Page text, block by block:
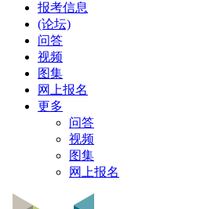
报考信息
(论坛)
问答
视频
图集
网上报名
更多
问答
视频
图集
网上报名